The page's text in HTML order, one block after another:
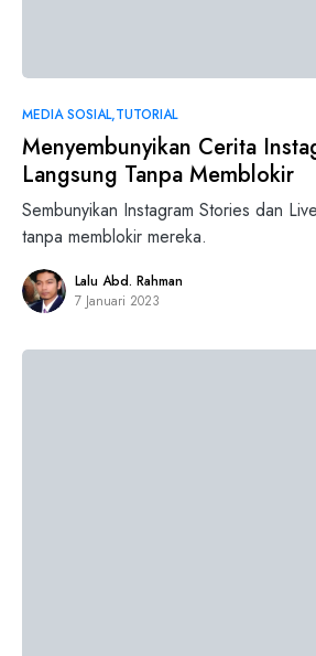
MEDIA SOSIAL TUTORIAL
Menyembunyikan Cerita
Langsung Tanpa Memblokir
Sembunyikan Instagram Stories dan
tanpa memblokir mereka.
Lalu Abd. Rahman
7 Januari 2023